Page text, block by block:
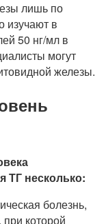
лишь по
изучают в
50 нг/мл в
могут
железы.
ТГ несколько:
болезнь,
которой